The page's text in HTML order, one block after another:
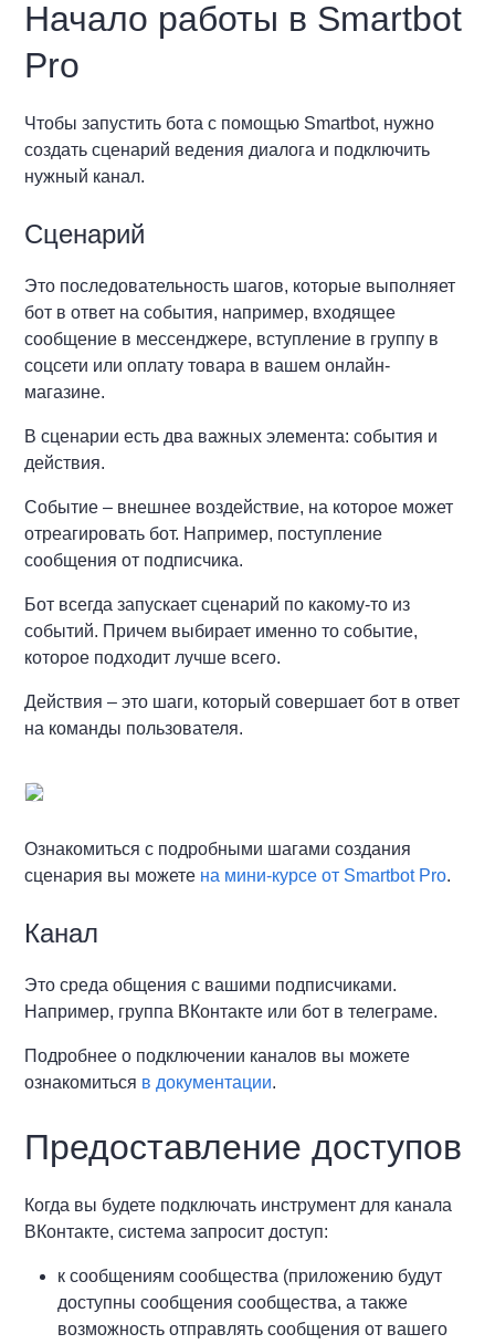
Начало работы в Smartbot
Pro
Чтобы запустить бота с помощью Smartbot, нужно
создать сценарий ведения диалога и подключить
нужный канал.
Сценарий
Это последовательность шагов, которые выполняет
бот в ответ на события, например, входящее
сообщение в мессенджере, вступление в группу в
соцсети или оплату товара в вашем онлайн-
магазине.
В сценарии есть два важных элемента: события и
действия.
Событие – внешнее воздействие, на которое может
отреагировать бот. Например, поступление
сообщения от подписчика.
Бот всегда запускает сценарий по какому-то из
событий. Причем выбирает именно то событие,
которое подходит лучше всего.
Действия – это шаги, который совершает бот в ответ
на команды пользователя.
Ознакомиться с подробными шагами создания
сценария вы можете на мини-курсе от Smartbot Pro.
Канал
Это среда общения с вашими подписчиками.
Например, группа ВКонтакте или бот в телеграме.
Подробнее о подключении каналов вы можете
ознакомиться в документации.
Предоставление доступов
Когда вы будете подключать инструмент для канала
ВКонтакте, система запросит доступ:
к сообщениям сообщества (приложению будут
доступны сообщения сообщества, а также
возможность отправлять сообщения от вашего